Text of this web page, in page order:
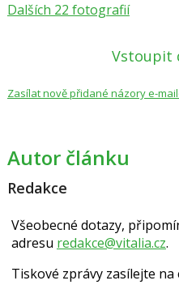
Dalších 22 fotografií
Vstoupit
Zasílat nově přidané názory e-
Autor článku
Redakce
Všeobecné dotazy,
adresu redakce@vitalia.cz.
Tiskové zprávy zasílejte na